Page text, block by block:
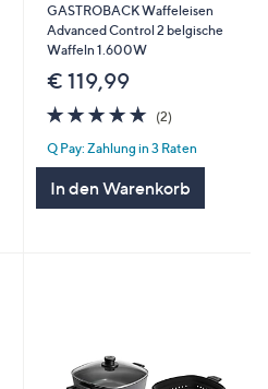
GASTROBACK Waffeleisen
Advanced Control 2 belgische
Waffeln 1.600W
€ 119,99
5.0
von
5
(2)2
Q Pay: Zahlung in 3 Raten
In den Warenkorb